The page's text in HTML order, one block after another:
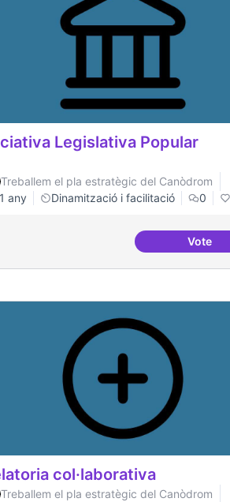
i democràtics
Legislativa Popular
Treballem el pla estratègic del Canòdrom
1 any
Dinamització i facilitació 0
Vote
col·laborativa
Treballem el pla estratègic del Canòdrom